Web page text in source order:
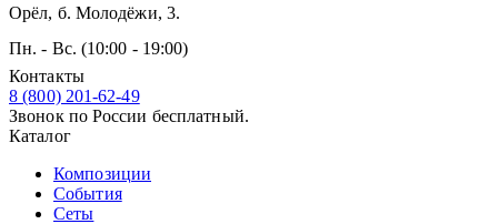
Орёл, б. Молодёжи, 3.
Пн. - Вс. (10:00 - 19:00)
Контакты
8 (800) 201-62-49
Звонок по России бесплатный.
Каталог
Композиции
События
Сеты